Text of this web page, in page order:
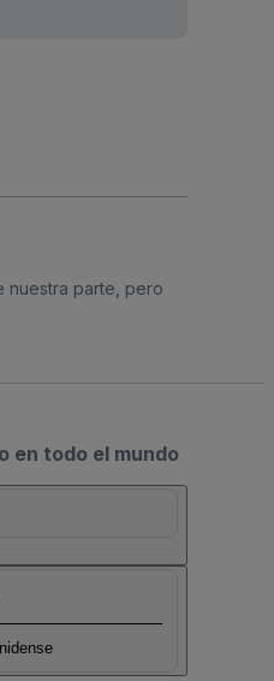
nuestra parte, pero
en todo el mundo